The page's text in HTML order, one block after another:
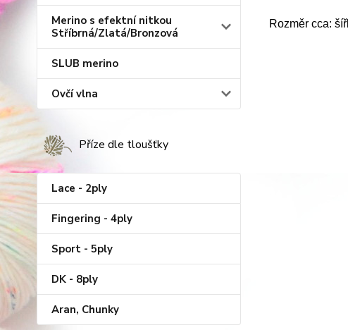
Merino s efektní nitkou
Stříbrná/Zlatá/Bronzová
SLUB merino
Ovčí vlna
Příze dle tloušťky
Lace - 2ply
Fingering - 4ply
Sport - 5ply
DK - 8ply
Aran, Chunky
Rozměr cca: